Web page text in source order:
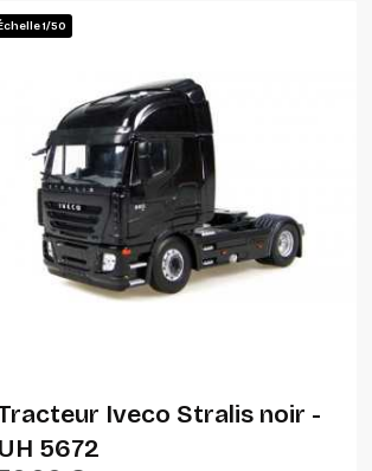
1/50
Iveco Stralis noir -
UH 5672